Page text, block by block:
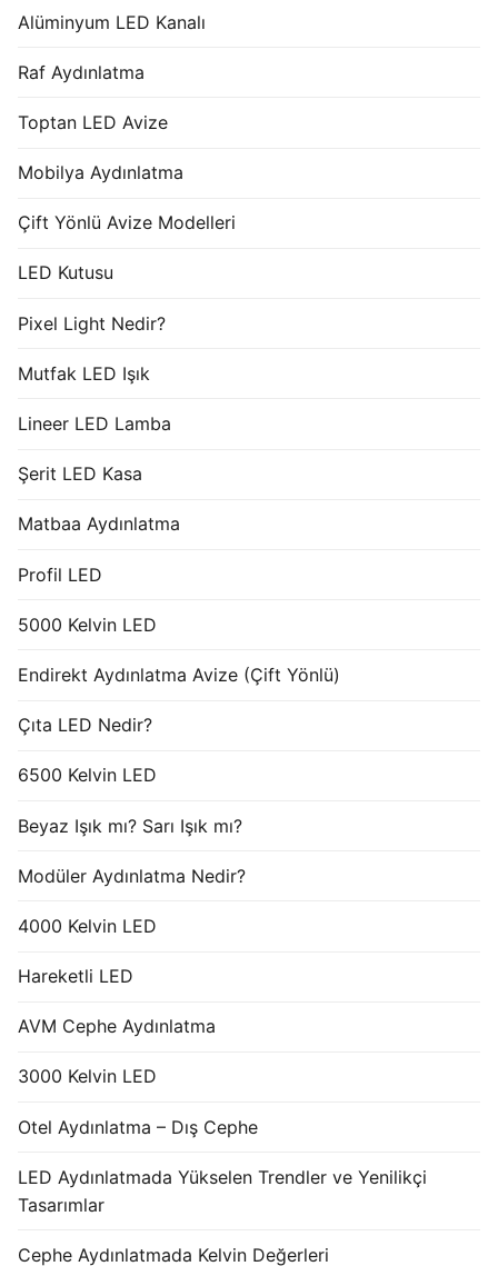
Alüminyum LED Kanalı
Raf Aydınlatma
Toptan LED Avize
Mobilya Aydınlatma
Çift Yönlü Avize Modelleri
LED Kutusu
Pixel Light Nedir?
Mutfak LED Işık
Lineer LED Lamba
Şerit LED Kasa
Matbaa Aydınlatma
Profil LED
5000 Kelvin LED
Endirekt Aydınlatma Avize (Çift Yönlü)
Çıta LED Nedir?
6500 Kelvin LED
Beyaz Işık mı? Sarı Işık mı?
Modüler Aydınlatma Nedir?
4000 Kelvin LED
Hareketli LED
AVM Cephe Aydınlatma
3000 Kelvin LED
Otel Aydınlatma – Dış Cephe
LED Aydınlatmada Yükselen Trendler ve Yenilikçi
Tasarımlar
Cephe Aydınlatmada Kelvin Değerleri